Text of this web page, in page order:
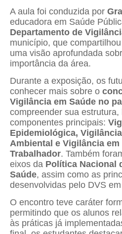
A aula foi conduzida por
educadora em Saúde
Departamento de
município, que
uma visão aprofundada
importância da área.
Durante a exposição, os
conhecer mais sobre o
Vigilância em Saúde no
compreender sua
componentes principais:
Epidemiológica,
Ambiental e Vigilância em
Trabalhador. Também
eixos da Política Nacional
Saúde, assim como as
desenvolvidas pelo DVS
O encontro teve caráter
permitindo que os alunos
às práticas já